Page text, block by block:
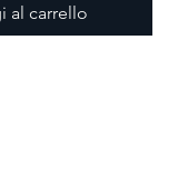
al carrello